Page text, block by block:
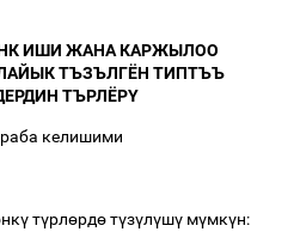
ИШИ ЖАНА КАРЖЫЛОО
ТЪЗЪЛГЁН ТИПТЪЪ
ТЪРЛЁРҮ
келишими
нкүтүрлөрдөтүзүлүшү мүмкүн: